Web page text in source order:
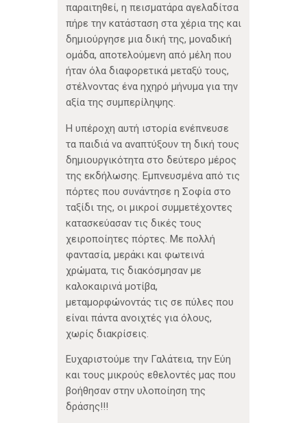
παραιτηθεί, η πεισματάρα αγελαδίτσα
πήρε την κατάσταση στα χέρια της και
δημιούργησε μια δική της, μοναδική
ομάδα, αποτελούμενη από μέλη που
ήταν όλα διαφορετικά μεταξύ τους,
στέλνοντας ένα ηχηρό μήνυμα για την
αξία της συμπερίληψης.
Η υπέροχη αυτή ιστορία ενέπνευσε
τα παιδιά να αναπτύξουν τη δική τους
δημιουργικότητα στο δεύτερο μέρος
της εκδήλωσης. Εμπνευσμένα από τις
πόρτες που συνάντησε η Σοφία στο
ταξίδι της, οι μικροί συμμετέχοντες
κατασκεύασαν τις δικές τους
χειροποίητες πόρτες. Με πολλή
φαντασία, μεράκι και φωτεινά
χρώματα, τις διακόσμησαν με
καλοκαιρινά μοτίβα,
μεταμορφώνοντάς τις σε πύλες που
είναι πάντα ανοιχτές για όλους,
χωρίς διακρίσεις.
Ευχαριστούμε την Γαλάτεια, την Εύη
και τους μικρούς εθελοντές μας που
βοήθησαν στην υλοποίηση της
δράσης!!!